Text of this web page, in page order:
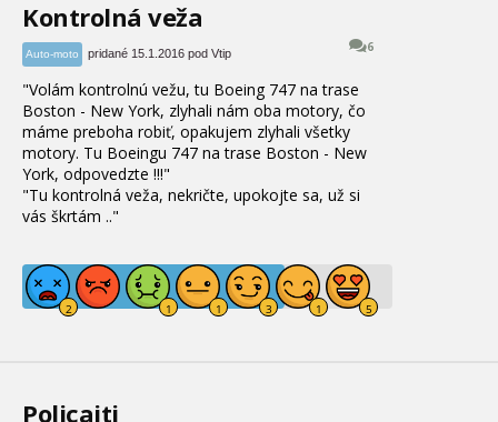
Kontrolná veža
6
Auto-moto pridané 15.1.2016 pod Vtip
"Volám kontrolnú vežu, tu Boeing 747 na trase
Boston - New York, zlyhali nám oba motory, čo
máme preboha robiť, opakujem zlyhali všetky
motory. Tu Boeingu 747 na trase Boston - New
York, odpovedzte !!!"
"Tu kontrolná veža, nekričte, upokojte sa, už si
vás škrtám .."
Policajti